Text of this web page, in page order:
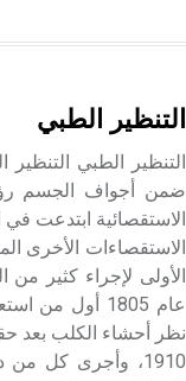
التنظير الطبي
ضمن أجواف الجسم
الاستقصائية ابتدعت
الاستقصاءات الأخرى